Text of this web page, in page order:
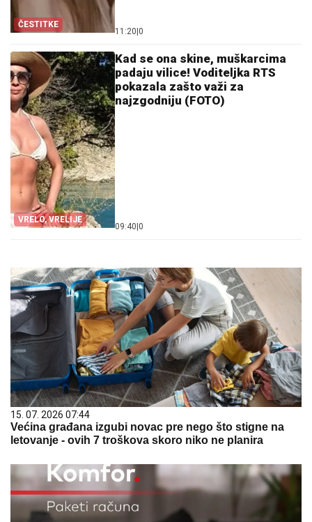
ČESTITKE
11:20|0
VRELO, VRELIJE
Kad se ona skine, muškarcima
padaju vilice! Voditeljka RTS
pokazala zašto važi za
najzgodniju (FOTO)
09:40|0
15. 07. 2026 07:44
Većina građana izgubi novac pre nego što stigne na
letovanje - ovih 7 troškova skoro niko ne planira